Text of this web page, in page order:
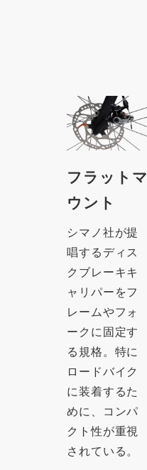
フラットマ
ウント
シマノ社が提
唱するディス
クブレーキキ
ャリパーをフ
レームやフォ
ークに固定す
る規格。特に
ロードバイク
に装着するた
めに、コンパ
クト性が重視
されている。